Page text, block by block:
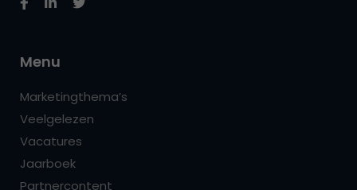
Menu
Marketingthema’s
Veelgelezen
Vacatures
Jaarboek
Partnercontent